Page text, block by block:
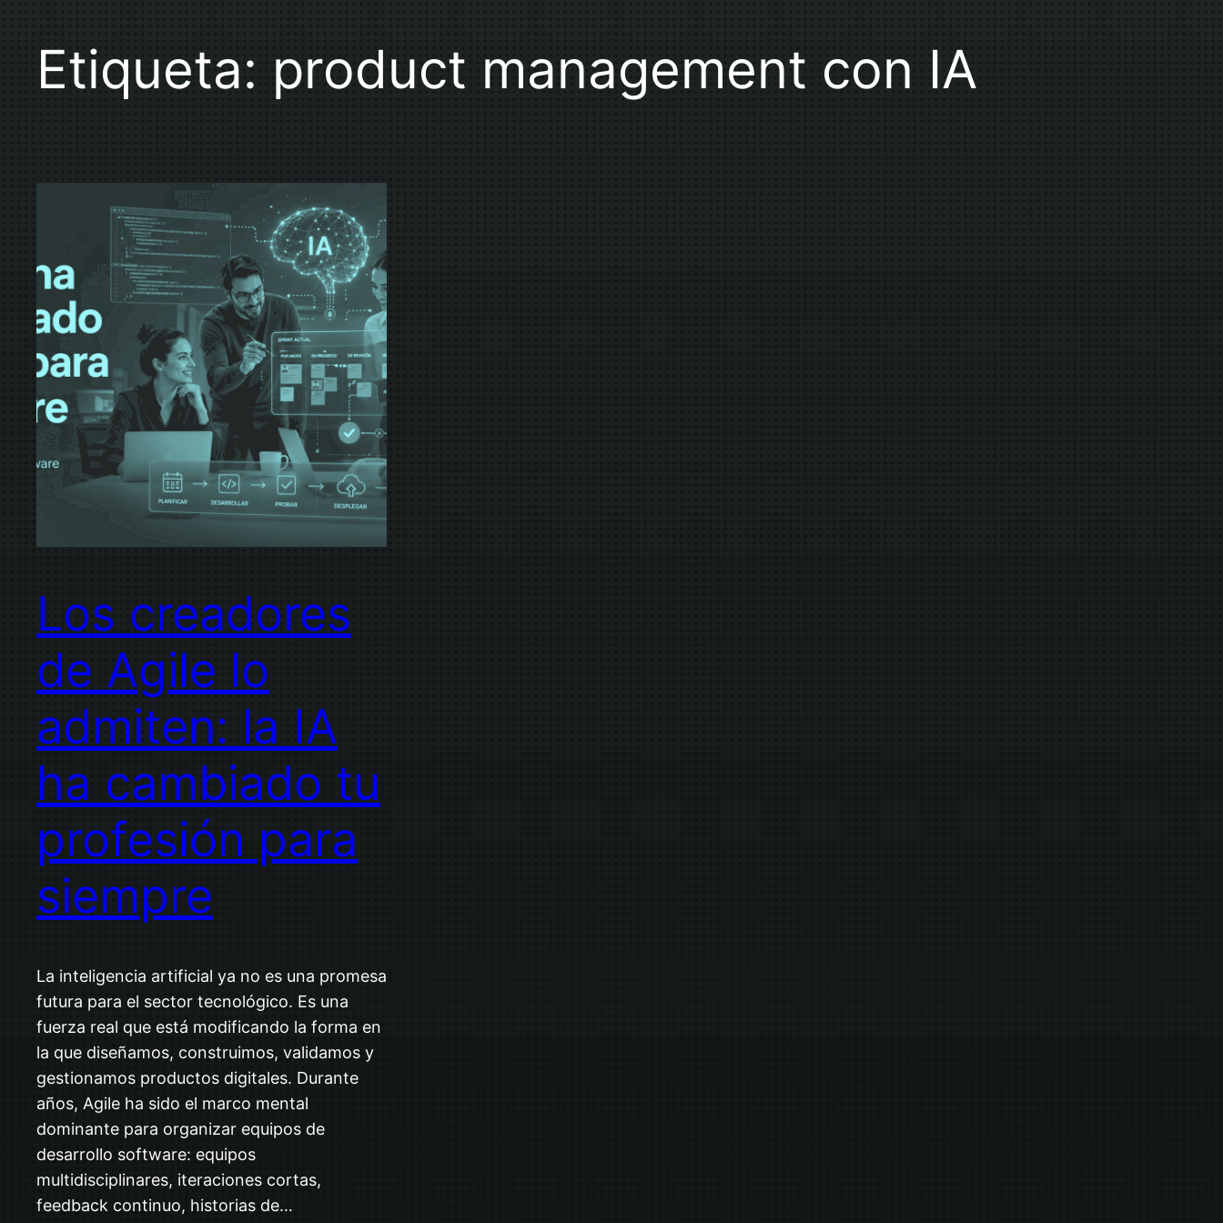
Etiqueta: product management con IA
Los creadores
de Agile lo
admiten: la IA
ha cambiado tu
profesión para
siempre
La inteligencia artificial ya no es una promesa
futura para el sector tecnológico. Es una
fuerza real que está modificando la forma en
la que diseñamos, construimos, validamos y
gestionamos productos digitales. Durante
años, Agile ha sido el marco mental
dominante para organizar equipos de
desarrollo software: equipos
multidisciplinares, iteraciones cortas,
feedback continuo, historias de…